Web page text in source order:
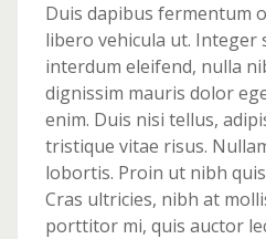
Duis dapibus fermentum
libero vehicula ut. Integer
interdum eleifend, nulla
dignissim mauris dolor
enim. Duis nisi tellus,
tristique vitae risus.
lobortis. Proin ut nibh
Cras ultricies, nibh at
porttitor mi, quis auctor